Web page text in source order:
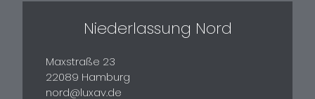
Niederlassung Nord
Maxstraße 23
22089 Hamburg
nord@luxav.de